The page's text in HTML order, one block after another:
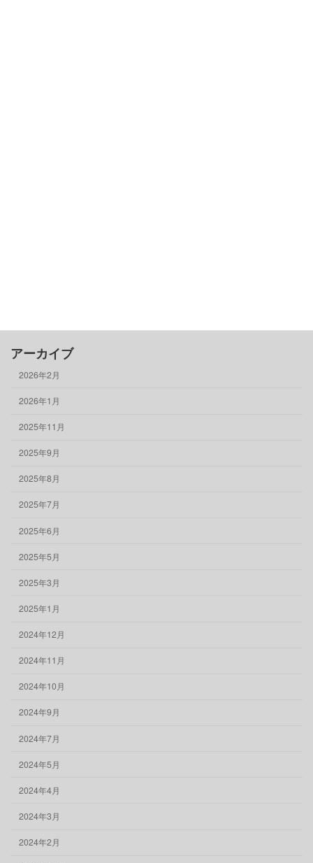
アーカイブ
2026年2月
2026年1月
2025年11月
2025年9月
2025年8月
2025年7月
2025年6月
2025年5月
2025年3月
2025年1月
2024年12月
2024年11月
2024年10月
2024年9月
2024年7月
2024年5月
2024年4月
2024年3月
2024年2月